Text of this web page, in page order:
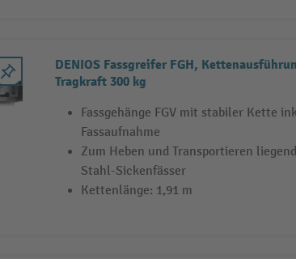
DENIOS Fassgreifer FGH,
Tragkraft 300 kg
Fassgehänge FGV mit stabiler Kette
Fassaufnahme
Zum Heben und Transportieren
Stahl-Sickenfässer
Kettenlänge: 1,91 m